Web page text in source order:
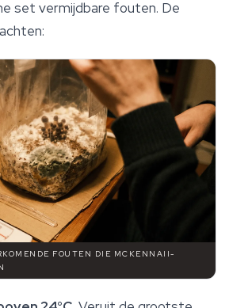
set vermijdbare fouten. De
FOUTEN DIE MCKENNAII-